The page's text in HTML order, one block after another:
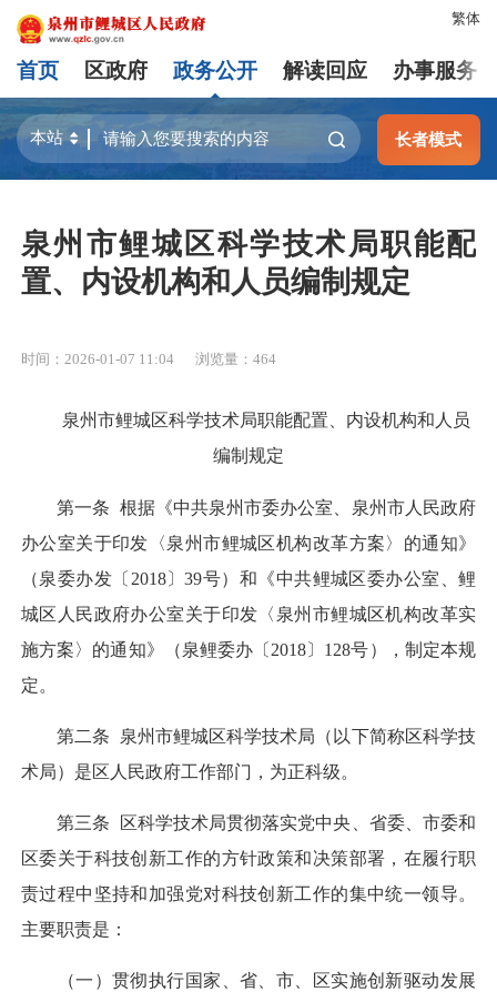
繁体
首页 区政府 政务公开 解读回应 办事服务
长者模式
泉州市鲤城区科学技术局职能配
置、内设机构和人员编制规定
时间：2026-01-07 11:04 浏览量： 464
泉州市鲤城区科学技术局职能配置、内设机构和人员
编制规定
第一条 根据《中共泉州市委办公室、泉州市人民政府
办公室关于印发〈泉州市鲤城区机构改革方案〉的通知》
（泉委办发〔2018〕39号）和《中共鲤城区委办公室、鲤
城区人民政府办公室关于印发〈泉州市鲤城区机构改革实
施方案〉的通知》（泉鲤委办〔2018〕128号），制定本规
定。
第二条 泉州市鲤城区科学技术局（以下简称区科学技
术局）是区人民政府工作部门，为正科级。
第三条 区科学技术局贯彻落实党中央、省委、市委和
区委关于科技创新工作的方针政策和决策部署，在履行职
责过程中坚持和加强党对科技创新工作的集中统一领导。
主要职责是：
（一）贯彻执行国家、省、市、区实施创新驱动发展